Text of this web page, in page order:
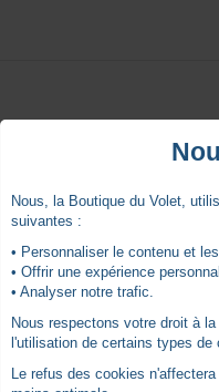
Nous, la Boutique du Volet,
suivantes :
• Personnaliser le contenu et
• Offrir une expérience
• Analyser notre trafic.
Nous respectons votre droit à
l'utilisation de certains types
Le refus des cookies